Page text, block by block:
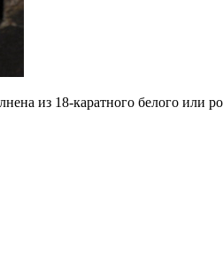
из 18-каратного белого или